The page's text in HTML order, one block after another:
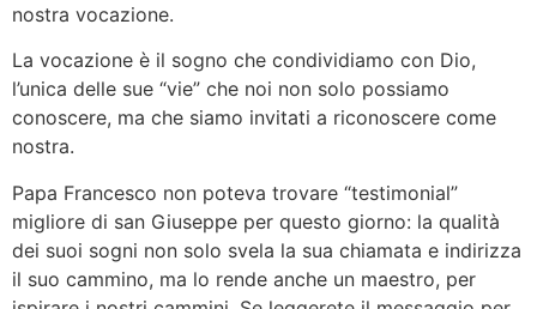
nostra vocazione.
La vocazione è il sogno che condividiamo con Dio,
l’unica delle sue “vie” che noi non solo possiamo
conoscere, ma che siamo invitati a riconoscere come
nostra.
Papa Francesco non poteva trovare “testimonial”
migliore di san Giuseppe per questo giorno: la qualità
dei suoi sogni non solo svela la sua chiamata e indirizza
il suo cammino, ma lo rende anche un maestro, per